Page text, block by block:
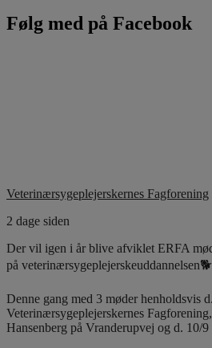
Følg med på Facebook
Veterinærsygeplejerskernes Fagforening
2 dage siden
Der vil igen i år blive afviklet ERFA
på
Denne gang med 3 møder henholdsvis
Veterinærsygeplejerskernes
Hansenberg på Vranderupvej og d. 10/